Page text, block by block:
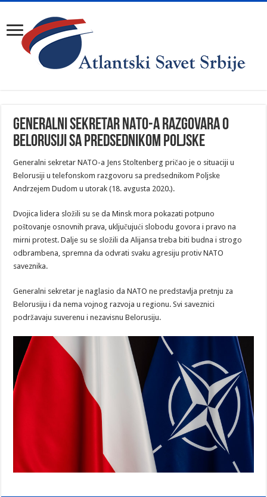
Generalni sekretar NATO-a razgovara o
Belorusiji sa predsednikom Poljske
Generalni sekretar NATO-a Jens Stoltenberg pričao je o situaciji u
Belorusiji u telefonskom razgovoru sa predsednikom Poljske
Andrzejem Dudom u utorak (18. avgusta 2020.).
Dvojica lidera složili su se da Minsk mora pokazati potpuno
poštovanje osnovnih prava, uključujući slobodu govora i pravo na
mirni protest. Dalje su se složili da Alijansa treba biti budna i strogo
odbrambena, spremna da odvrati svaku agresiju protiv NATO
saveznika.
Generalni sekretar je naglasio da NATO ne predstavlja pretnju za
Belorusiju i da nema vojnog razvoja u regionu. Svi saveznici
podržavaju suverenu i nezavisnu Belorusiju.